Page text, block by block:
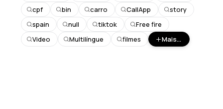
cpf
bin carro CallApp
story
spain
null tiktok
Free fire
Video
Multilíngue filmes Mais...